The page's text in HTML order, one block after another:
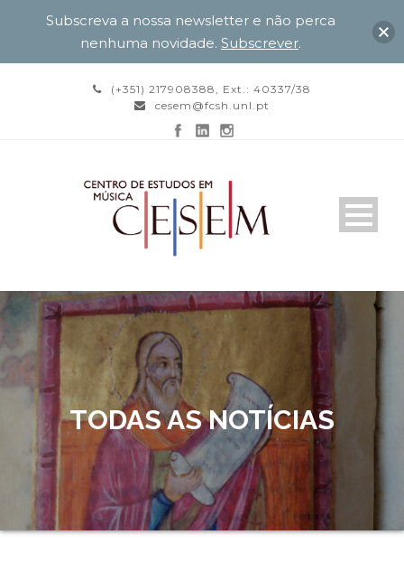
(+351) 217908388, Ext.: 40337/38
cesem@fcsh.unl.pt
TODAS AS NOTÍCIAS
Subscreva a nossa newsletter e não perca
nenhuma novidade. Subscrever.